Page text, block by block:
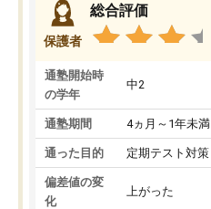
保護者
総合評価
通塾開始時
の学年
中2
通塾期間 4ヵ月～1年未満
通った目的 定期テスト対策
偏差値の変
化
上がった